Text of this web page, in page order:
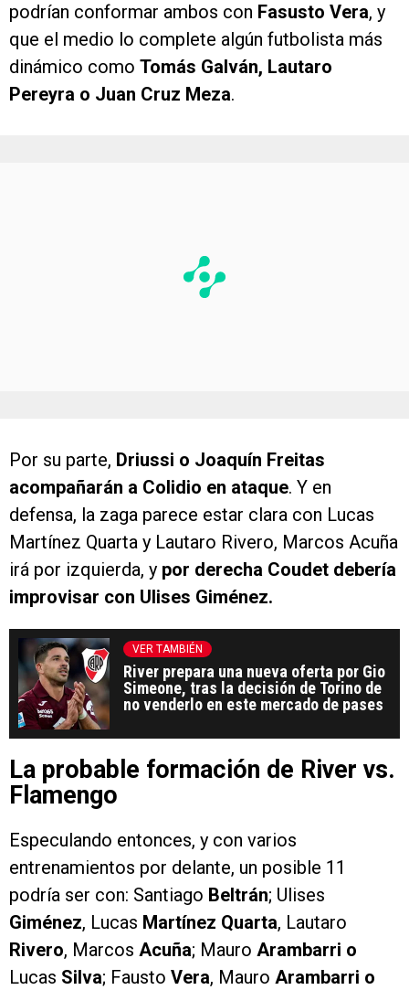
podrían conformar ambos con Fasusto Vera, y
que el medio lo complete algún futbolista más
dinámico como Tomás Galván, Lautaro
Pereyra o Juan Cruz Meza.
Por su parte, Driussi o Joaquín Freitas
acompañarán a Colidio en ataque. Y en
defensa, la zaga parece estar clara con Lucas
Martínez Quarta y Lautaro Rivero, Marcos Acuña
irá por izquierda, y por derecha Coudet debería
improvisar con Ulises Giménez.
VER TAMBIÉN
River prepara una nueva oferta por Gio
Simeone, tras la decisión de Torino de
no venderlo en este mercado de pases
La probable formación de River vs.
Flamengo
Especulando entonces, y con varios
entrenamientos por delante, un posible 11
podría ser con: Santiago Beltrán; Ulises
Giménez, Lucas Martínez Quarta, Lautaro
Rivero, Marcos Acuña; Mauro Arambarri o
Lucas Silva; Fausto Vera, Mauro Arambarri o